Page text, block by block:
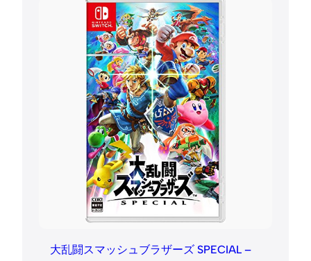
大乱闘スマッシュブラザーズ SPECIAL –